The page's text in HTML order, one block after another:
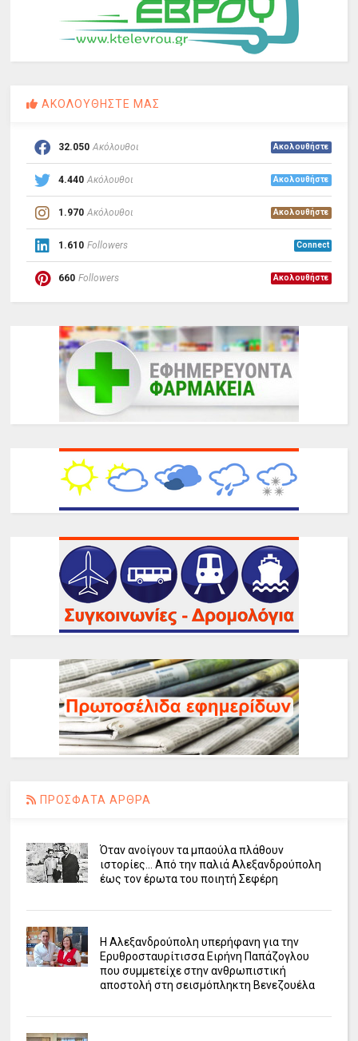
ΑΚΟΛΟΥΘΗΣΤΕ ΜΑΣ
32.050 Ακόλουθοι Ακολουθήστε
4.440 Ακόλουθοι Ακολουθήστε
1.970 Ακόλουθοι Ακολουθήστε
1.610 Followers Connect
660 Followers Ακολουθήστε
ΠΡΟΣΦΑΤΑ ΑΡΘΡΑ
Όταν ανοίγουν τα μπαούλα πλάθουν
ιστορίες... Από την παλιά Αλεξανδρούπολη
έως τον έρωτα του ποιητή Σεφέρη
Η Αλεξανδρούπολη υπερήφανη για την
Ερυθροσταυρίτισσα Ειρήνη Παπάζογλου
που συμμετείχε στην ανθρωπιστική
αποστολή στη σεισμόπληκτη Βενεζουέλα